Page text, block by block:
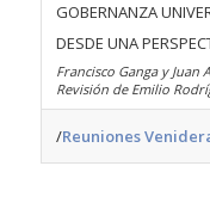
GOBERNANZA
DESDE UNA
Francisco Ganga y Juan
Revisión de Emilio
/Reuniones